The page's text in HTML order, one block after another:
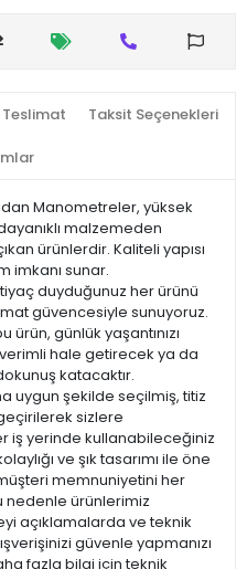
Taksit Seçenekleri
Manometreler, yüksek
malzemeden
ürünlerdir. Kaliteli yapısı
imkanı sunar.
duyduğunuz her ürünü
güvencesiyle sunuyoruz.
günlük yaşantınızı
hale getirecek ya da
katacaktır.
uygun şekilde seçilmiş, titiz
sizlere
iş yerinde kullanabileceğiniz
ve şık tasarımı ile öne
memnuniyetini her
nedenle ürünlerimiz
açıklamalarda ve teknik
güvenle yapmanızı
fazla bilgi için teknik